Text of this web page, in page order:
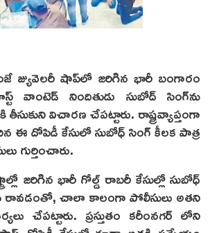
జ్యువెలరీ షాప్‌లో జరిగిన భారీ బంగారం
వాంటెడ్ నిందితుడు సుబోద్ సింగ్‌ను
తీసుకుని విచారణ చేపట్టారు. రాష్ట్రవ్యాప్తంగా
ఈ దోపిడీ కేసులో సుబోధ్ సింగ్ కీలక పాత్ర
గుర్తించారు.
జరిగిన భారీ గోల్డ్ రాబరీ కేసుల్లో సుబోధ్
రావడంతో, చాలా కాలంగా పోలీసులు అతని
చేపట్టారు. ప్రస్తుతం కరీంనగర్ లోని